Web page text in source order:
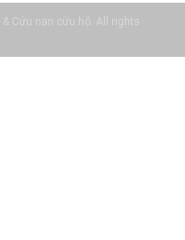
Cứu nạn cứu hộ. All rights